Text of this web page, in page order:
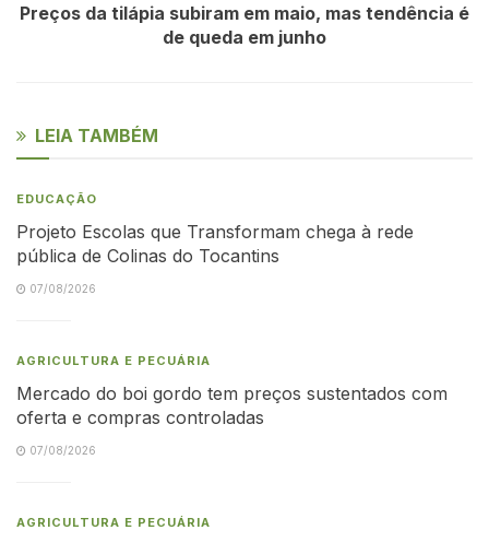
Preços da tilápia subiram em maio, mas tendência é
de queda em junho
LEIA TAMBÉM
EDUCAÇÃO
Projeto Escolas que Transformam chega à rede
pública de Colinas do Tocantins
07/08/2026
AGRICULTURA E PECUÁRIA
Mercado do boi gordo tem preços sustentados com
oferta e compras controladas
07/08/2026
AGRICULTURA E PECUÁRIA